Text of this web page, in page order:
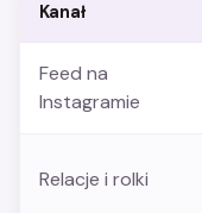
Kanał
Feed na
Instagramie
Relacje i rolki